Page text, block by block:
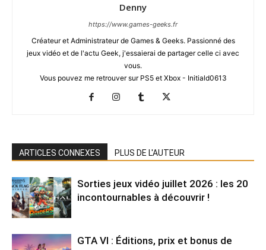
Denny
https://www.games-geeks.fr
Créateur et Administrateur de Games & Geeks. Passionné des
jeux vidéo et de l'actu Geek, j'essaierai de partager celle ci avec
vous.
Vous pouvez me retrouver sur PS5 et Xbox - Initiald0613
ARTICLES CONNEXES PLUS DE L'AUTEUR
Sorties jeux vidéo juillet 2026 : les 20
incontournables à découvrir !
GTA VI : Éditions, prix et bonus de